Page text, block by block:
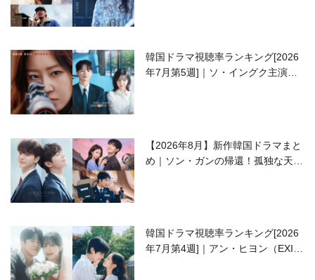
韓国ドラマ視聴率ランキング[2026
年7月第5週]｜ソ・イングク主演の
【2026年8月】新作韓国ドラマまと
め｜ソン・ガンの帰還！孤独な天才
韓国ドラマ視聴率ランキング[2026
年7月第4週]｜アン・ヒヨン（EXID